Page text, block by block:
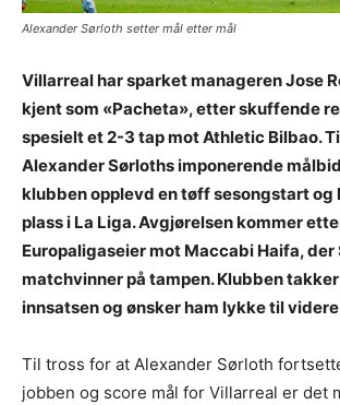
Alexander Sørloth setter mål etter mål
Villarreal har sparket manageren Jose
kjent som «Pacheta», etter skuffende
spesielt et 2-3 tap mot Athletic Bilbao.
Alexander Sørloths imponerende
klubben opplevd en tøff sesongstart og
plass i La Liga. Avgjørelsen kommer
Europaligaseier mot Maccabi Haifa, der
matchvinner på tampen. Klubben
innsatsen og ønsker ham lykke til
Til tross for at Alexander Sørloth
jobben og score mål for Villarreal er det